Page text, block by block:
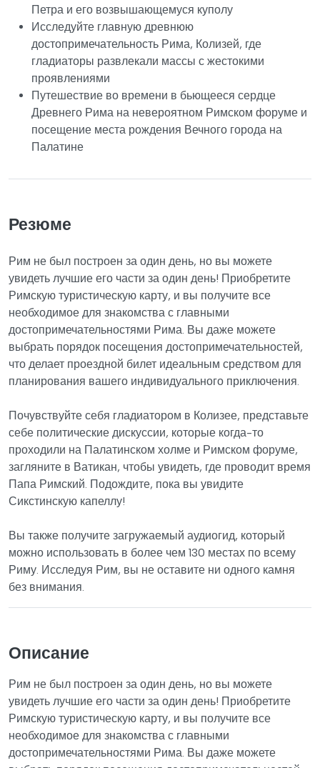
Петра и его возвышающемуся куполу
Исследуйте главную древнюю
достопримечательность Рима, Колизей, где
гладиаторы развлекали массы с жестокими
проявлениями
Путешествие во времени в бьющееся сердце
Древнего Рима на невероятном Римском форуме и
посещение места рождения Вечного города на
Палатине
Резюме
Рим не был построен за один день, но вы можете
увидеть лучшие его части за один день! Приобретите
Римскую туристическую карту, и вы получите все
необходимое для знакомства с главными
достопримечательностями Рима. Вы даже можете
выбрать порядок посещения достопримечательностей,
что делает проездной билет идеальным средством для
планирования вашего индивидуального приключения.
Почувствуйте себя гладиатором в Колизее, представьте
себе политические дискуссии, которые когда-то
проходили на Палатинском холме и Римском форуме,
загляните в Ватикан, чтобы увидеть, где проводит время
Папа Римский. Подождите, пока вы увидите
Сикстинскую капеллу!
Вы также получите загружаемый аудиогид, который
можно использовать в более чем 130 местах по всему
Риму. Исследуя Рим, вы не оставите ни одного камня
без внимания.
Описание
Рим не был построен за один день, но вы можете
увидеть лучшие его части за один день! Приобретите
Римскую туристическую карту, и вы получите все
необходимое для знакомства с главными
достопримечательностями Рима. Вы даже можете